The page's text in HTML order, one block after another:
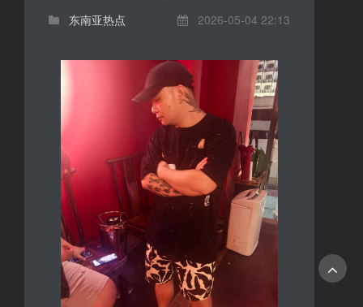
东南亚热点 2026-05-04 22:13